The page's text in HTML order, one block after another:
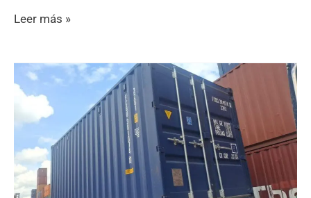
FXLU738173-
0 (0)
Leer más »